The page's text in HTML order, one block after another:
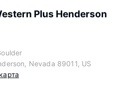
Plus Henderson
Nevada 89011, US